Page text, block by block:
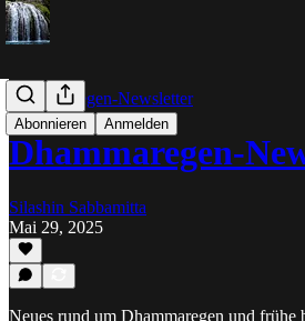
Abonnieren Anmelden
Dhammaregen-Newsletter
Dhammaregen-
Silashin Sabbamitta
Mai 29, 2025
Neues rund um Dhammaregen und frühe